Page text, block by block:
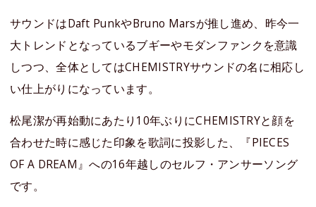
サウンドはDaft PunkやBruno Marsが推し進め、昨今一
大トレンドとなっているブギーやモダンファンクを意識
しつつ、全体としてはCHEMISTRYサウンドの名に相応し
い仕上がりになっています。
松尾潔が再始動にあたり10年ぶりにCHEMISTRYと顔を
合わせた時に感じた印象を歌詞に投影した、『PIECES
OF A DREAM』への16年越しのセルフ・アンサーソング
です。